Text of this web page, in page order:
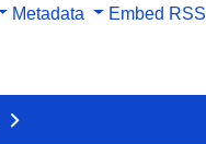
Metadata Embed RSS